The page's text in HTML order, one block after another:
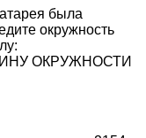
была
окружность
ОКРУЖНОСТИ